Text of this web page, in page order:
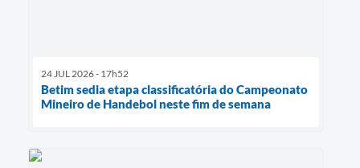
24 JUL 2026 - 17h52
Betim sedia etapa classificatória do Campeonato
Mineiro de Handebol neste fim de semana